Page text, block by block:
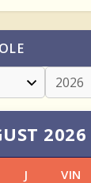
2026
J VIN